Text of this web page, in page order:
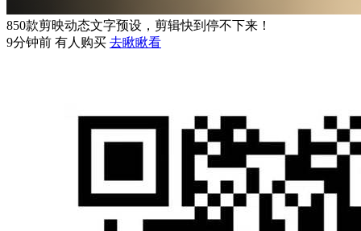
850款剪映动态文字预设，剪辑快到停不下来！
9分钟前 有人购买 去瞅瞅看